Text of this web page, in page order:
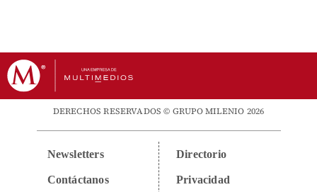
DERECHOS RESERVADOS © GRUPO MILENIO 2026
Newsletters
Contáctanos
Directorio
Privacidad